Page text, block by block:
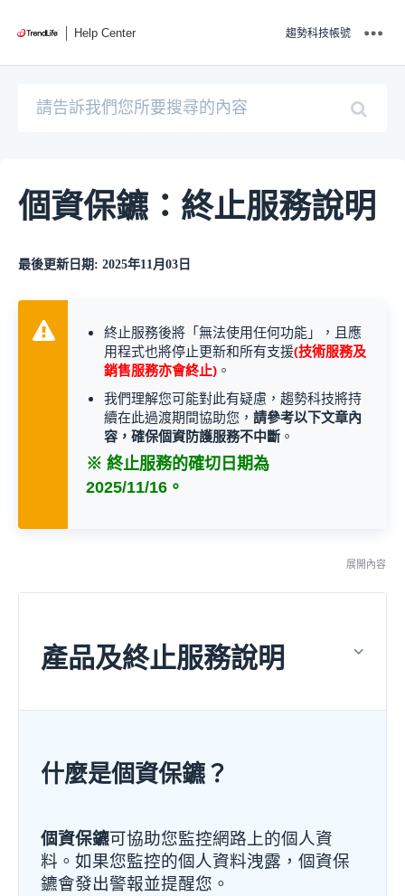
Help Center 趨勢科技帳號
個資保鑣：終止服務說明
最後更新日期: 2025年11月03日
終止服務後將「無法使用任何功能」，且應
用程式也將停止更新和所有支援(技術服務及
銷售服務亦會終止) 。
我們理解您可能對此有疑慮，趨勢科技將持
續在此過渡期間協助您， 請參考以下文章內
容，確保個資防護服務不中斷 。
※ 終止服務的確切日期為
2025/11/16。
展開內容
產品及終止服務說明
什麼是個資保鑣？
個資保鑣可協助您監控網路上的個人資
料。如果您監控的個人資料洩露，個資保
鑣會發出警報並提醒您。